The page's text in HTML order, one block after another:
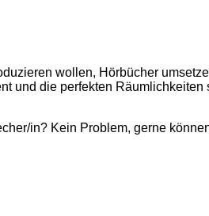
wollen, Hörbücher
und die perfekten
in? Kein Problem, gerne